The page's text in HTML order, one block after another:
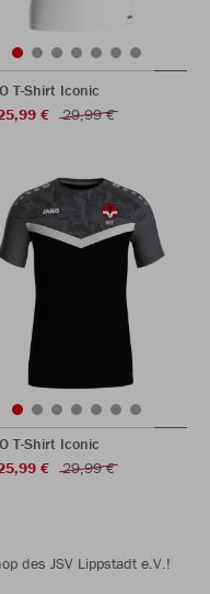
T-Shirt Iconic
€
29,99 €
T-Shirt Iconic
€
29,99 €
des JSV Lippstadt e.V.!